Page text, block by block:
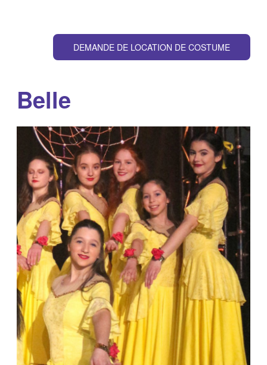
DEMANDE DE LOCATION DE COSTUME
Belle